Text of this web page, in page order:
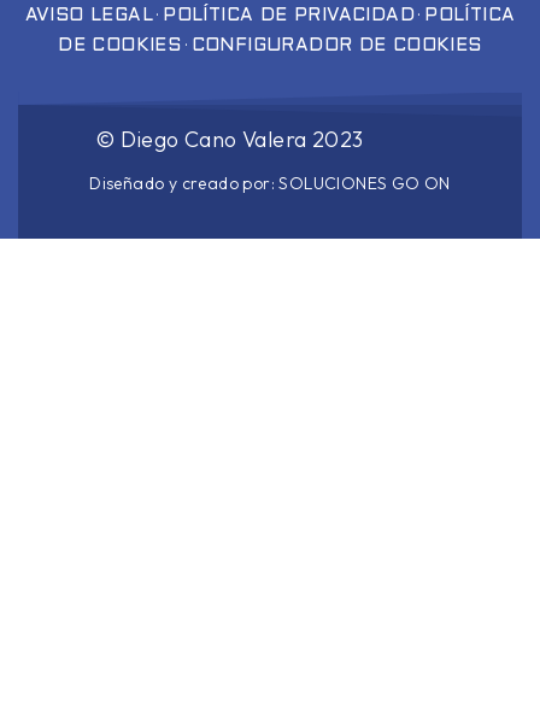
AVISO LEGAL· POLÍTICA DE PRIVACIDAD · POLÍTICA
DE COOKIES · CONFIGURADOR DE COOKIES
© Diego Cano Valera 2023
Diseñado y creado por:SOLUCIONES GO ON